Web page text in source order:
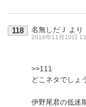
118 名無しだＪ より
2016年11月10日
>>111
どこネタでしょ
伊野尾君の低迷